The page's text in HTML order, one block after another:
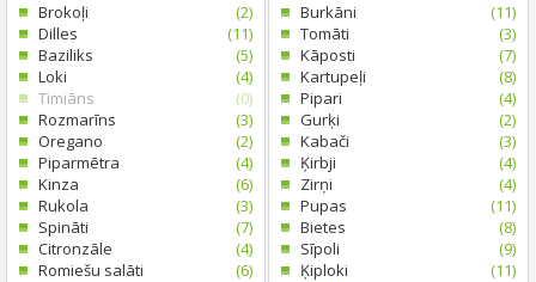
Brokoļi
(2)
Dilles
(11)
Baziliks
(5)
Loki
(4)
Timiāns
(0)
Rozmarīns
(3)
Oregano
(2)
Piparmētra
(4)
Kinza
(6)
Rukola
(3)
Spināti
(7)
Citronzāle
(4)
Romiešu salāti
(6)
Burkāni
(11)
Tomāti
(3)
Kāposti
(7)
Kartupeļi
(8)
Pipari
(4)
Gurķi
(2)
Kabači
(3)
Ķirbji
(4)
Zirņi
(4)
Pupas
(11)
Bietes
(8)
Sīpoli
(9)
Ķiploki
(11)